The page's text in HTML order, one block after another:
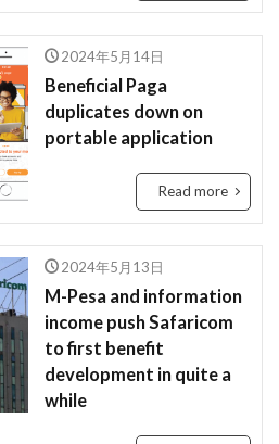
2024年5月14日
Beneficial Paga
duplicates down on
portable application
Read more
2024年5月13日
M-Pesa and information
income push Safaricom
to first benefit
development in quite a
while
女性起業家
見送る
起業 起訴
軍
断る 女性
タンザニア
コレート
テイラー
ションショー
英語
フィンテック
金
大丈夫
ルワンダ
人種差別
医療
sightseeing
Senegal
downpour
EC
Elon Musk
Europe
FIntech